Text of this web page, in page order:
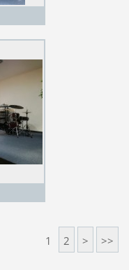
1 2 > >>